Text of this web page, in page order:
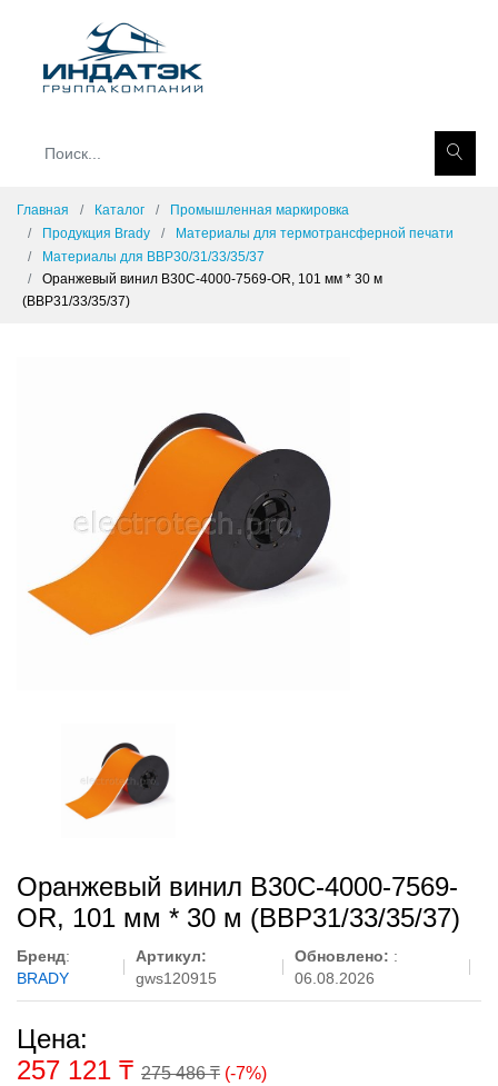
Главная Каталог
Промышленная маркировка
Продукция Brady
Материалы для термотрансферной печати
Материалы для BBP30/31/33/35/37
Оранжевый винил B30C-4000-7569-OR, 101 мм * 30 м
(BBP31/33/35/37)
Оранжевый винил B30C-4000-7569-
OR, 101 мм * 30 м (BBP31/33/35/37)
Бренд:
BRADY
Артикул:
gws120915
Обновлено: :
06.08.2026
Цена:
257 121 ₸ 275 486 ₸ (-7%)